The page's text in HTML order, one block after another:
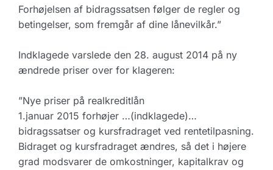
Forhøjelsen af bidragssatsen følger de regler og
betingelser, som fremgår af dine lånevilkår.”
Indklagede varslede den 28. august 2014 på ny
ændrede priser over for klageren:
”Nye priser på realkreditlån
1.januar 2015 forhøjer …(indklagede)…
bidragssatser og kursfradraget ved rentetilpasning.
Bidraget og kursfradraget ændres, så det i højere
grad modsvarer de omkostninger, kapitalkrav og